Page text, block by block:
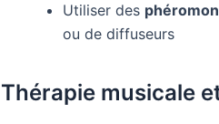
Utiliser des
ou de diffuseurs
Thérapie musicale